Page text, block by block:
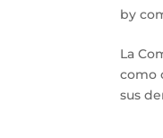
by
La
como
sus